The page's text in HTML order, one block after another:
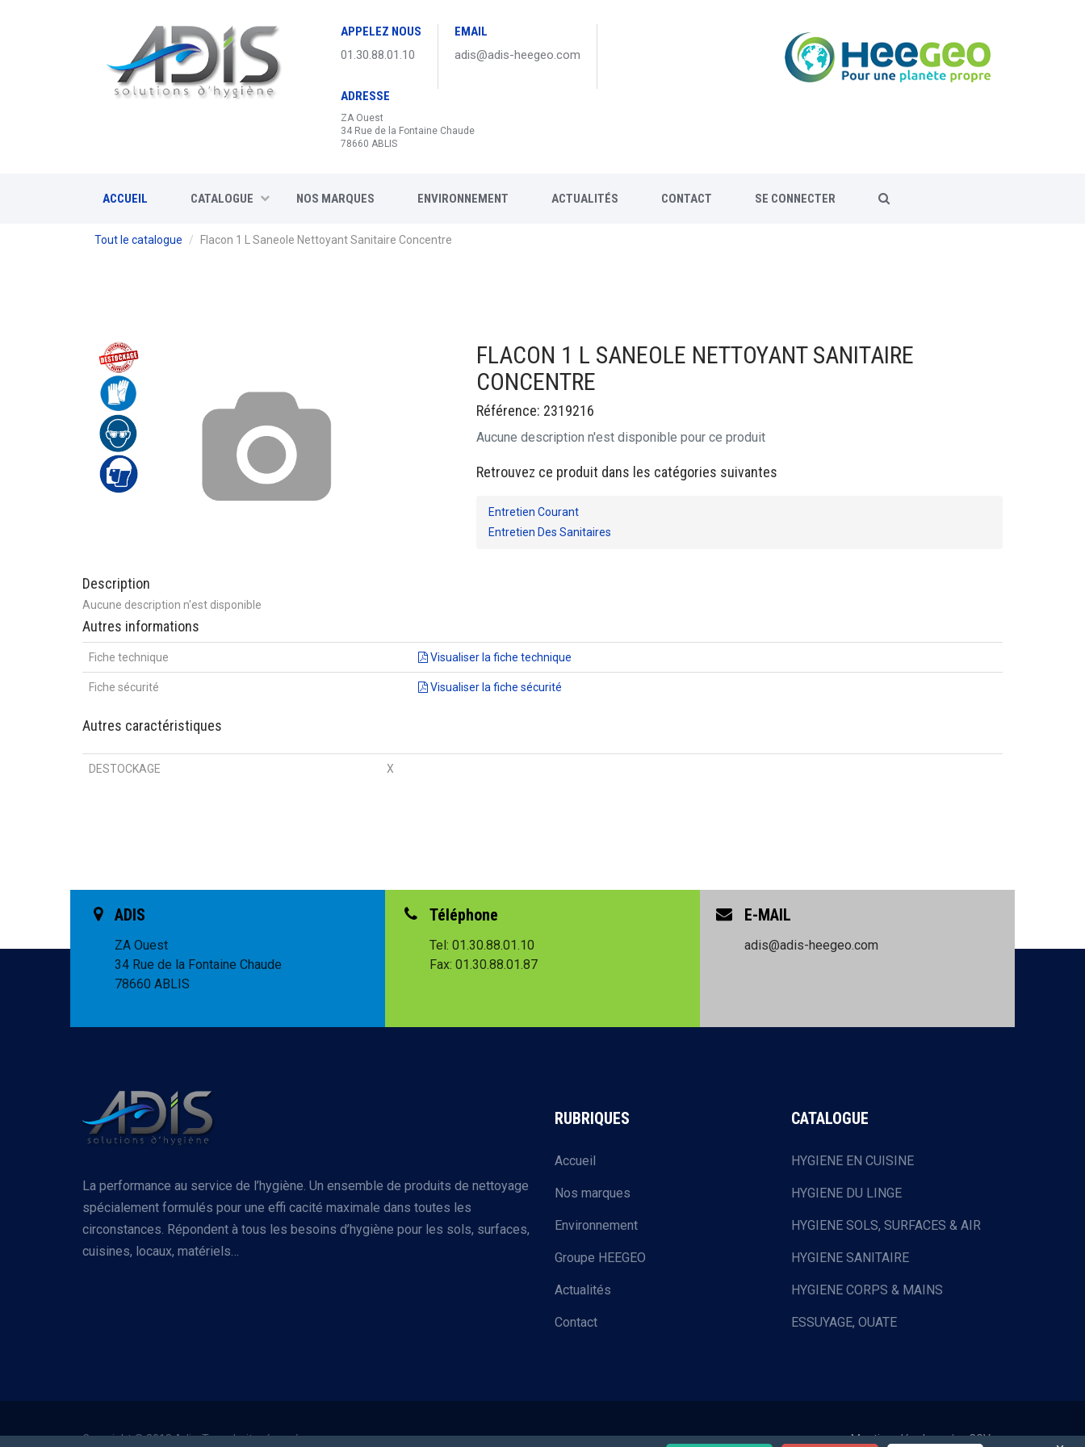
APPELEZ NOUS
01.30.88.01.10
EMAIL
adis@adis-heegeo.com
ADRESSE
ZA Ouest
34 Rue de la Fontaine Chaude
78660 ABLIS
ACCUEIL CATALOGUE NOS MARQUES ENVIRONNEMENT ACTUALITÉS CONTACT SE CONNECTER
Tout le catalogue Flacon 1 L Saneole Nettoyant Sanitaire Concentre
FLACON 1 L SANEOLE NETTOYANT SANITAIRE
CONCENTRE
Référence: 2319216
Aucune description n'est disponible pour ce produit
Retrouvez ce produit dans les catégories suivantes
Entretien Courant
Entretien Des Sanitaires
Description
Aucune description n'est disponible
Autres informations
Fiche technique Visualiser la fiche technique
Fiche sécurité Visualiser la fiche sécurité
Autres caractéristiques
DESTOCKAGE X
ADIS
ZA Ouest
34 Rue de la Fontaine Chaude
78660 ABLIS
Téléphone
Tel: 01.30.88.01.10
Fax: 01.30.88.01.87
E-MAIL
adis@adis-heegeo.com
La performance au service de l’hygiène. Un ensemble de produits de nettoyage
spécialement formulés pour une effi cacité maximale dans toutes les
circonstances. Répondent à tous les besoins d’hygiène pour les sols, surfaces,
cuisines, locaux, matériels…
RUBRIQUES
Accueil
Nos marques
Environnement
Groupe HEEGEO
Actualités
Contact
CATALOGUE
HYGIENE EN CUISINE
HYGIENE DU LINGE
HYGIENE SOLS, SURFACES & AIR
HYGIENE SANITAIRE
HYGIENE CORPS & MAINS
ESSUYAGE, OUATE
COLLECTE DES DECHETS
Copyright © 2018 Adis. Tous droits réservés. Mentions légales | CGV